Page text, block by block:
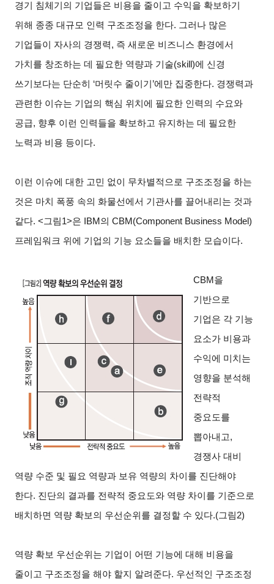
경기 침체기의 기업들은 비용을 줄이고 수익을 확보하기
위해 종종 대규모 인력 구조조정을 한다. 그러나 많은
기업들이 자사의 경쟁력, 즉 새로운 비즈니스 환경에서
가치를 창조하는 데 필요한 역량과 기술(skill)에 신경
쓰기보다는 단순히 ‘머릿수 줄이기’에만 집중한다. 경쟁력과
관련한 이슈는 기업의 핵심 위치에 필요한 인력의 수요와
공급, 향후 이런 인력들을 확보하고 유지하는 데 필요한
노력과 비용 등이다.
이런 이슈에 대한 고민 없이 무차별적으로 구조조정을 하는
것은 마치 폭풍 속의 화물선에서 기관사를 끌어내리는 것과
같다. <그림1>은 IBM의 CBM(Component Business Model)
프레임워크 위에 기업의 기능 요소들을 배치한 모습이다.
CBM 을
기반으로
기업은 각 기능
요소가 비용과
수익에 미치는
영향을 분석해
전략적
중요도를
뽑아내고,
경쟁사 대비
역량 수준 및 필요 역량과 보유 역량의 차이를 진단해야
한다. 진단의 결과를 전략적 중요도와 역량 차이를 기준으로
배치하면 역량 확보의 우선순위를 결정할 수 있다.(그림2)
역량 확보 우선순위는 기업이 어떤 기능에 대해 비용을
줄이고 구조조정을 해야 할지 알려준다. 우선적인 구조조정